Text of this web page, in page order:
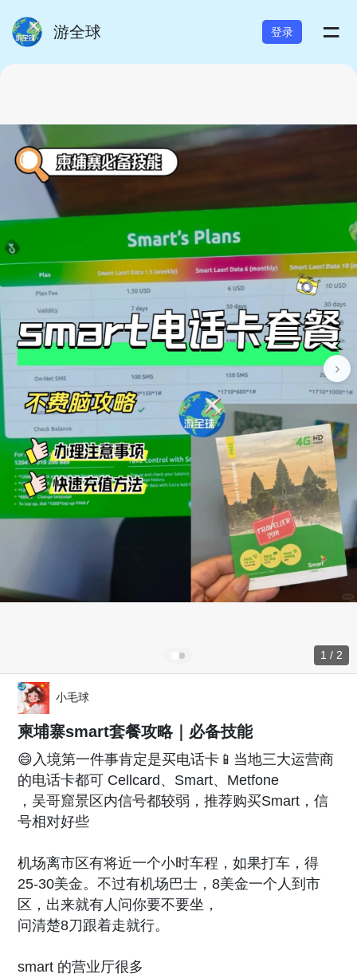
游全球 登录 =
›
1 / 2
小毛球
柬埔寨smart套餐攻略｜必备技能
😄入境第一件事肯定是买电话卡📱当地三大运营商
的电话卡都可 Cellcard、Smart、Metfone
，吴哥窟景区内信号都较弱，推荐购买Smart，信
号相对好些
机场离市区有将近一个小时车程，如果打车，得
25-30美金。不过有机场巴士，8美金一个人到市
区，出来就有人问你要不要坐，
问清楚8刀跟着走就行。
smart 的营业厅很多